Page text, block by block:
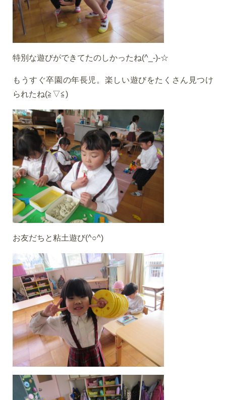
特別な遊びができてたのしかったね(^_-)-☆
もうすぐ卒園の年長児。楽しい遊びをたくさん見つけ
られたね(≧▽≦)
お友だちと粘土遊び(^○^)